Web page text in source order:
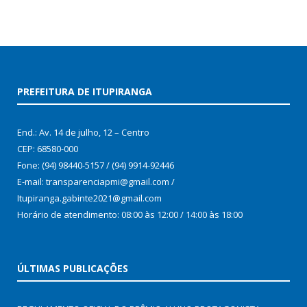
PREFEITURA DE ITUPIRANGA
End.: Av. 14 de julho, 12 – Centro
CEP: 68580-000
Fone: (94) 98440-5157 / (94) 9914-92446
E-mail: transparenciapmi@gmail.com /
Itupiranga.gabinte2021@gmail.com
Horário de atendimento: 08:00 às 12:00 / 14:00 às 18:00
ÚLTIMAS PUBLICAÇÕES